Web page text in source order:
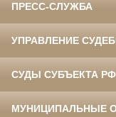
ПРЕСС-СЛУЖБА
УПРАВЛЕНИЕ
СУДЫ СУБЪЕКТА РФ
МУНИЦИПАЛЬНЫЕ